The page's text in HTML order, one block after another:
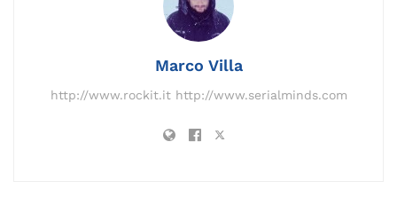
Marco Villa
http://www.rockit.it http://www.serialminds.com